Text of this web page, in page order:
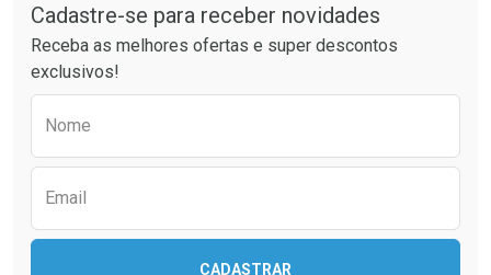
Cadastre-se para receber novidades
Receba as melhores ofertas e super descontos
exclusivos!
Nome
Email
CADASTRAR